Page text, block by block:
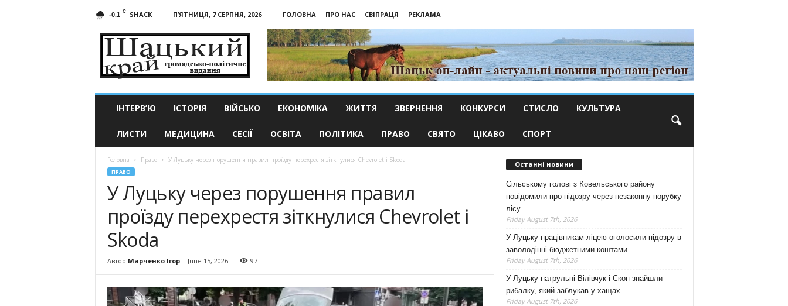
-0.1 C SHACK П’ЯТНИЦЯ, 7 СЕРПНЯ, 2026 ГОЛОВНА ПРО НАС СВІПРАЦЯ
РЕКЛАМА
край
ІНТЕРВ’Ю ІСТОРІЯ ВІЙСЬКО ЕКОНОМІКА ЖИТТЯ ЗВЕРНЕННЯ КОНКУРСИ СТИСЛО КУЛЬТУРА
ЛИСТИ МЕДИЦИНА СЕСІЇ ОСВІТА ПОЛІТИКА ПРАВО СВЯТО ЦІКАВО СПОРТ
Головна Право У Луцьку через порушення правил проїзду перехрестя зіткнулися Chevrolet і Skoda
ПРАВО
У Луцьку через порушення правил
проїзду перехрестя зіткнулися Chevrolet і
Skoda
Автор Марченко Ігор- June 15, 2026 97
Останні новини
Сільському голові з Ковельського району
повідомили про підозру через незаконну порубку
лісу
Friday August 7th, 2026
У Луцьку працівникам ліцею оголосили підозру в
заволодінні бюджетними коштами
Friday August 7th, 2026
У Луцьку патрульні Вілівчук і Скоп знайшли
рибалку, який заблукав у хащах
Friday August 7th, 2026